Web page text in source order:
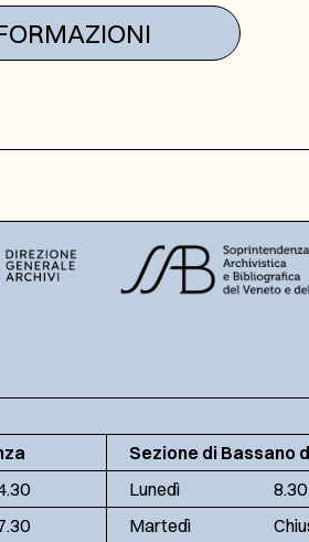
Sezione di Bassano
Lunedì
Martedì